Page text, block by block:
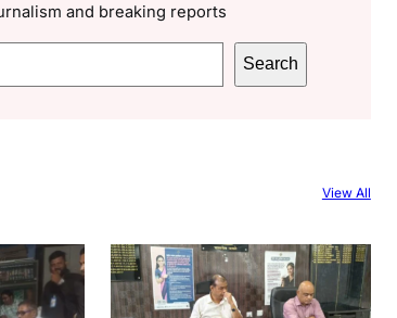
and breaking reports
Search
View All